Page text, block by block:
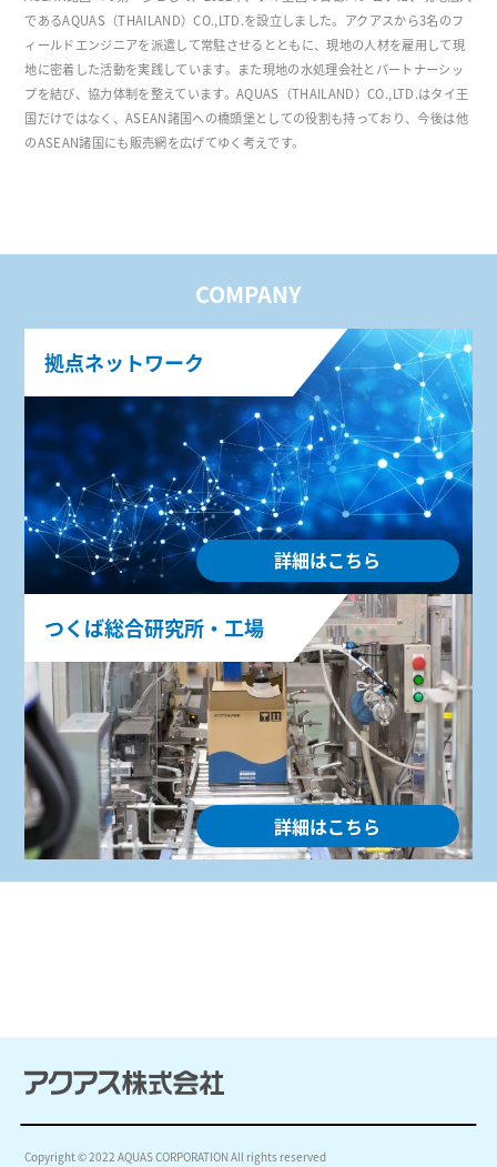
であるAQUAS（THAILAND）CO.,LTD.を設立しました。アクアスから3名のフ
ィールドエンジニアを派遣して常駐させるとともに、現地の人材を雇用して現
地に密着した活動を実践しています。また現地の水処理会社とパートナーシッ
プを結び、協力体制を整えています。AQUAS（THAILAND）CO.,LTD.はタイ王
国だけではなく、ASEAN諸国への橋頭堡としての役割も持っており、今後は他
のASEAN諸国にも販売網を広げてゆく考えです。
COMPANY
拠点ネットワーク
詳細はこちら
つくば総合研究所・工場
詳細はこちら
Copyright © 2022 AQUAS CORPORATION All rights reserved